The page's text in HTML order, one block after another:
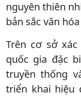
nguyên thiên
bản sắc văn
Trên cơ sở
quốc gia đặc
truyền thống
triển khai hiệu